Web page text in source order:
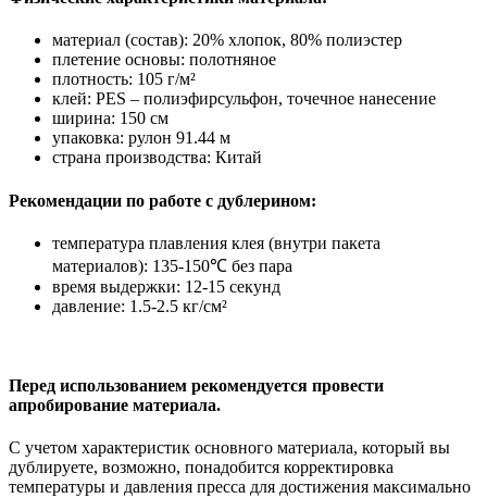
материал (состав): 20% хлопок, 80% полиэстер
плетение основы: полотняное
плотность: 105 г/м²
клей: PES – полиэфирсульфон, точечное нанесение
ширина: 150 см
упаковка: рулон 91.44 м
страна производства: Китай
Рекомендации по работе с дублерином:
температура плавления клея (внутри пакета
материалов): 135-150℃ без пара
время выдержки: 12-15 секунд
давление: 1.5-2.5 кг/см²
Перед использованием рекомендуется провести
апробирование материала.
С учетом характеристик основного материала, который вы
дублируете, возможно, понадобится корректировка
температуры и давления пресса для достижения максимально